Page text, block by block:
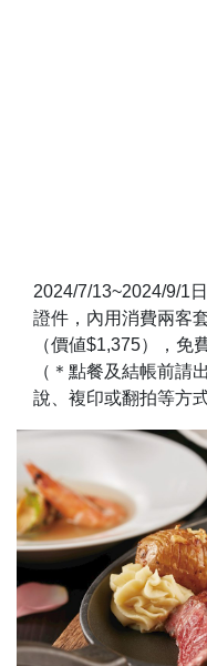
2024/7/13~2024/9/1
證件，內用消費兩客
（價値$1,375），免
（＊點餐及結帳前請
說、複印或翻拍等方